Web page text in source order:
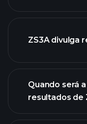
lista de ações
ZS3A divulga
de ZS3A
Quando será
resultados de